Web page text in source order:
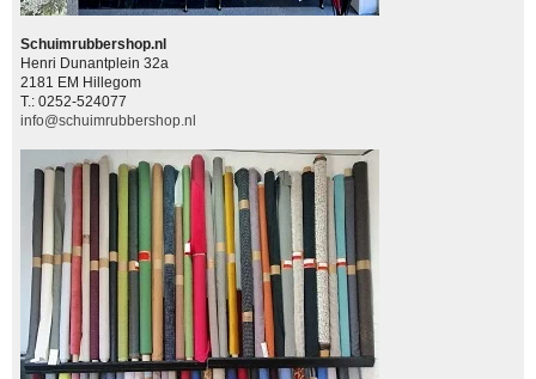
Schuimrubbershop.nl
Henri Dunantplein 32a
2181 EM Hillegom
T.: 0252-524077
info@schuimrubbershop.nl